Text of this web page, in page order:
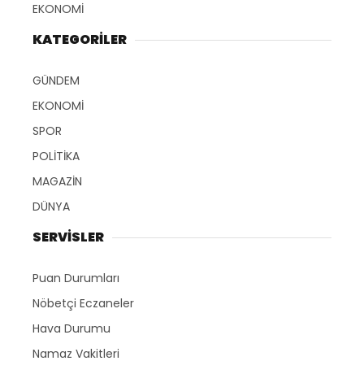
EKONOMİ
KATEGORİLER
GÜNDEM
EKONOMİ
SPOR
POLİTİKA
MAGAZİN
DÜNYA
SERVİSLER
Puan Durumları
Nöbetçi Eczaneler
Hava Durumu
Namaz Vakitleri